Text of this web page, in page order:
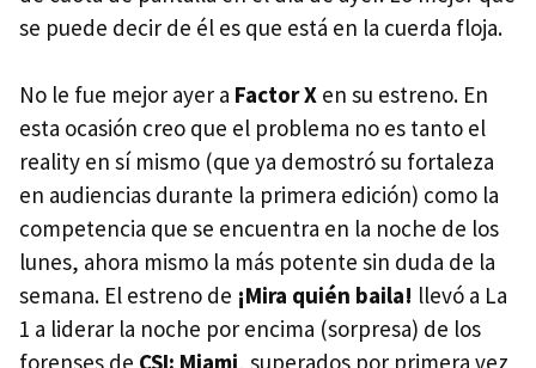
se puede decir de él es que está en la cuerda floja.
No le fue mejor ayer a Factor X en su estreno. En
esta ocasión creo que el problema no es tanto el
reality en sí mismo (que ya demostró su fortaleza
en audiencias durante la primera edición) como la
competencia que se encuentra en la noche de los
lunes, ahora mismo la más potente sin duda de la
semana. El estreno de ¡Mira quién baila! llevó a La
1 a liderar la noche por encima (sorpresa) de los
forenses de CSI: Miami , superados por primera vez